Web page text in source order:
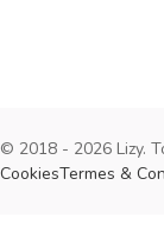
© 2018 - 2026 Lizy.
CookiesTermes &